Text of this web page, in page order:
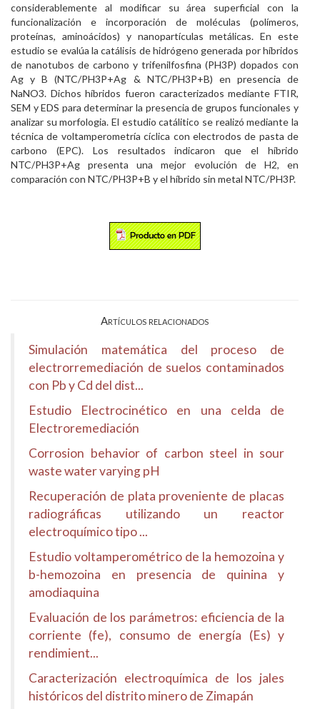
considerablemente al modificar su área superficial con la
funcionalización e incorporación de moléculas (polímeros,
proteínas, aminoácidos) y nanopartículas metálicas. En este
estudio se evalúa la catálisis de hidrógeno generada por híbridos
de nanotubos de carbono y trifenilfosfina (PH3P) dopados con
Ag y B (NTC/PH3P+Ag & NTC/PH3P+B) en presencia de
NaNO3. Dichos híbridos fueron caracterizados mediante FTIR,
SEM y EDS para determinar la presencia de grupos funcionales y
analizar su morfologia. El estudio catálitico se realizó mediante la
técnica de voltamperometría cíclica con electrodos de pasta de
carbono (EPC). Los resultados indicaron que el híbrido
NTC/PH3P+Ag presenta una mejor evolución de H2, en
comparación con NTC/PH3P+B y el híbrido sin metal NTC/PH3P.
Artículos relacionados
Simulación matemática del proceso de
electrorremediación de suelos contaminados
con Pb y Cd del dist...
Estudio Electrocinético en una celda de
Electroremediación
Corrosion behavior of carbon steel in sour
waste water varying pH
Recuperación de plata proveniente de placas
radiográficas utilizando un reactor
electroquímico tipo ...
Estudio voltamperométrico de la hemozoina y
b-hemozoina en presencia de quinina y
amodiaquina
Evaluación de los parámetros: eficiencia de la
corriente (fe), consumo de energía (Es) y
rendimient...
Caracterización electroquímica de los jales
históricos del distrito minero de Zimapán